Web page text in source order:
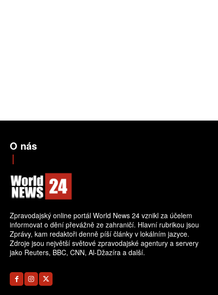
O nás
Zpravodajský online portál World News 24 vznikl za účelem
informovat o dění převážně ze zahraničí. Hlavní rubrikou jsou
Zprávy, kam redaktoři denně píší články v lokálním jazyce.
Zdroje jsou největší světové zpravodajské agentury a servery
jako Reuters, BBC, CNN, Al-Džazíra a další.